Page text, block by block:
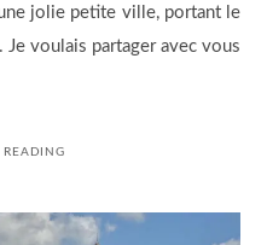
une jolie petite ville, portant le
Je voulais partager avec vous